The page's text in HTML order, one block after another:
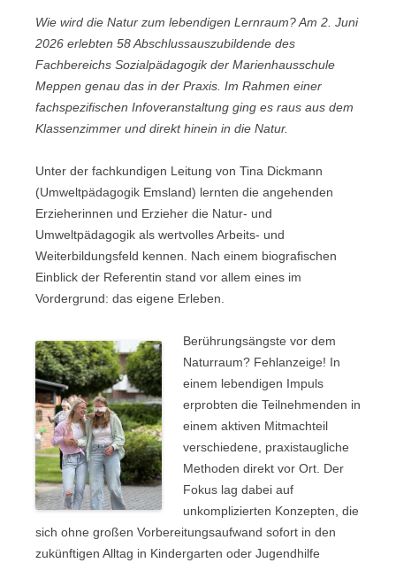
Wie wird die Natur zum lebendigen Lernraum? Am 2. Juni
2026 erlebten 58 Abschlussauszubildende des
Fachbereichs Sozialpädagogik der Marienhausschule
Meppen genau das in der Praxis. Im Rahmen einer
fachspezifischen Infoveranstaltung ging es raus aus dem
Klassenzimmer und direkt hinein in die Natur.
Unter der fachkundigen Leitung von Tina Dickmann
(Umweltpädagogik Emsland) lernten die angehenden
Erzieherinnen und Erzieher die Natur- und
Umweltpädagogik als wertvolles Arbeits- und
Weiterbildungsfeld kennen. Nach einem biografischen
Einblick der Referentin stand vor allem eines im
Vordergrund: das eigene Erleben.
Berührungsängste vor dem
Naturraum? Fehlanzeige! In
einem lebendigen Impuls
erprobten die Teilnehmenden in
einem aktiven Mitmachteil
verschiedene, praxistaugliche
Methoden direkt vor Ort. Der
Fokus lag dabei auf
unkomplizierten Konzepten, die
sich ohne großen Vorbereitungsaufwand sofort in den
zukünftigen Alltag in Kindergarten oder Jugendhilfe